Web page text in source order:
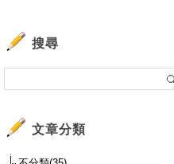
搜尋
文章分類